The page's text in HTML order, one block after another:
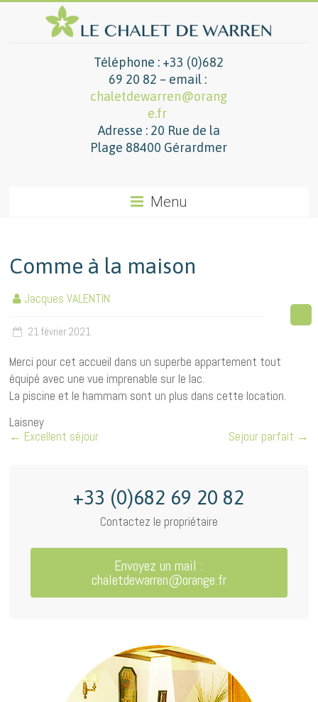
Téléphone : +33 (0)682
69 20 82 – email :
chaletdewarren@orang
e.fr
Adresse : 20 Rue de la
Plage 88400 Gérardmer
Menu
Comme à la maison
Jacques VALENTIN
21 février 2021
Merci pour cet accueil dans un superbe appartement tout
équipé avec une vue imprenable sur le lac.
La piscine et le hammam sont un plus dans cette location.
Laisney
← Excellent séjour Sejour parfait →
+33 (0)682 69 20 82
Contactez le propriétaire
Envoyez un mail :
chaletdewarren@orange.fr